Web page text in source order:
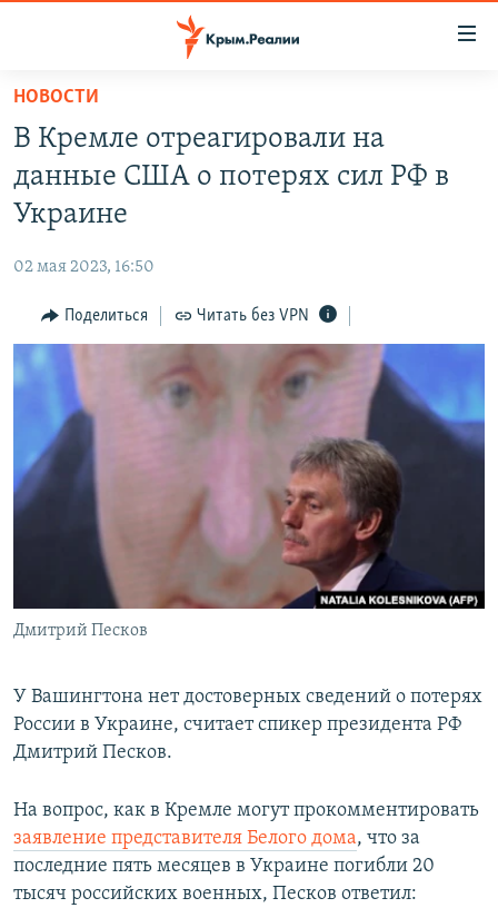
Вернуться
основному
содержанию
Вернутся
главной
Вернутся
поиску
СПЕЦПРОЕКТЫ
11 ЛЕТ ОККУПАЦИИ КРЫМА. 11 ИСТОРИЙ СОПРОТИВЛЕНИЯ
ВОДА
ЕЩЕ
ИНТЕРАКТИВ
ИНФОГРАФИКА
ТЕЛЕПРОЕКТ КРЫМ.РЕАЛИИ
СОВЕТЫ ПРАВОЗАЩИТНИКОВ
ПРОПАВШИЕ БЕЗ ВЕСТИ
КРЫМ.НЕПОКОРЕННЫЙ
УКРАИНСКАЯ ПРОБЛЕМА КРЫМА
РАДІО СВОБОДА
КАК ОБОЙТИ БЛОКИРОВКУ
Українською
Qırımtatar
НОВОСТИ
В Кремле отреагировали на
данные США о потерях сил РФ в
Украине
02 мая 2023, 16:50
Поделиться Читать без VPN
Дмитрий Песков
У Вашингтона нет достоверных сведений о потерях
России в Украине, считает спикер президента РФ
Дмитрий Песков.
На вопрос, как в Кремле могут прокомментировать
заявление представителя Белого дома, что за
последние пять месяцев в Украине погибли 20
тысяч российских военных, Песков ответил: